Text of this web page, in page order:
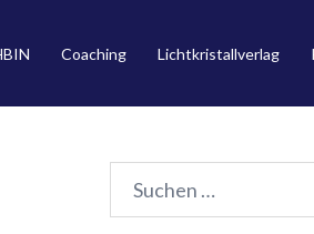
Coaching Lichtkristallverlag
Suchen
nach: